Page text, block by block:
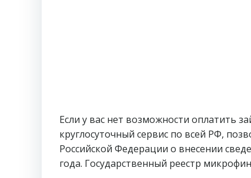
Если у вас нет возможности оплатить
круглосуточный сервис по всей РФ,
Российской Федерации о внесении
года. Государственный реестр